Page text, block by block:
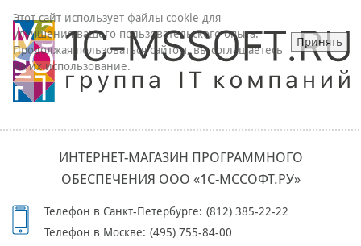
ИНТЕРНЕТ-МАГАЗИН ПРОГРАММНОГО
ОБЕСПЕЧЕНИЯ ООО «1С-МССОФТ.РУ»
Телефон в Санкт-Петербурге: (812) 385-22-22
Телефон в Москве: (495) 755-84-00
Этот сайт использует файлы cookie для
улучшения вашего пользовательского опыта.
Продолжая пользоваться сайтом, вы соглашаетесь
на их использование.
Принять